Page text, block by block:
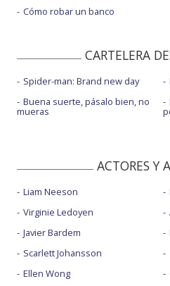
Cómo robar un banco
CARTELERA
Spider-man: Brand new day
Buena suerte, pásalo bien, no
mueras
ACTORES Y
Liam Neeson
Virginie Ledoyen
Javier Bardem
Scarlett Johansson
Ellen Wong